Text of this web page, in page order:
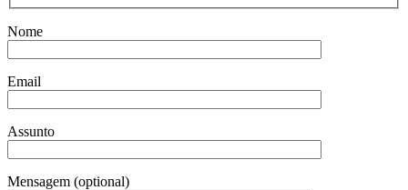
Nome
Email
Assunto
Mensagem (optional)